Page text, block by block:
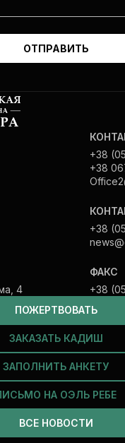
ПОЖЕРТВОВАТЬ
ЗАКАЗАТЬ КАДИШ
ЗАПОЛНИТЬ АНКЕТУ
НА ОЭЛЬ РЕБЕ
ВСЕ НОВОСТИ
4
+38
+38
+38
ФАКС
+38